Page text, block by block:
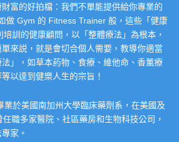
財富的好拍檔：我們不單能提供給你專業的
做 Gym 的 Fitness Trainer 般，這些「健康
訓的健康顧問，以「整體療法」為根本，
來説，就是會切合個人需要，教導你適當
」，如草本葯物、食療、維他命、香薰療
以達到健樂人生的宗旨！
業於美國南加州大學臨床藥劑系，在美國及
職多家醫院、社區藥房和生物科技公司，
家。